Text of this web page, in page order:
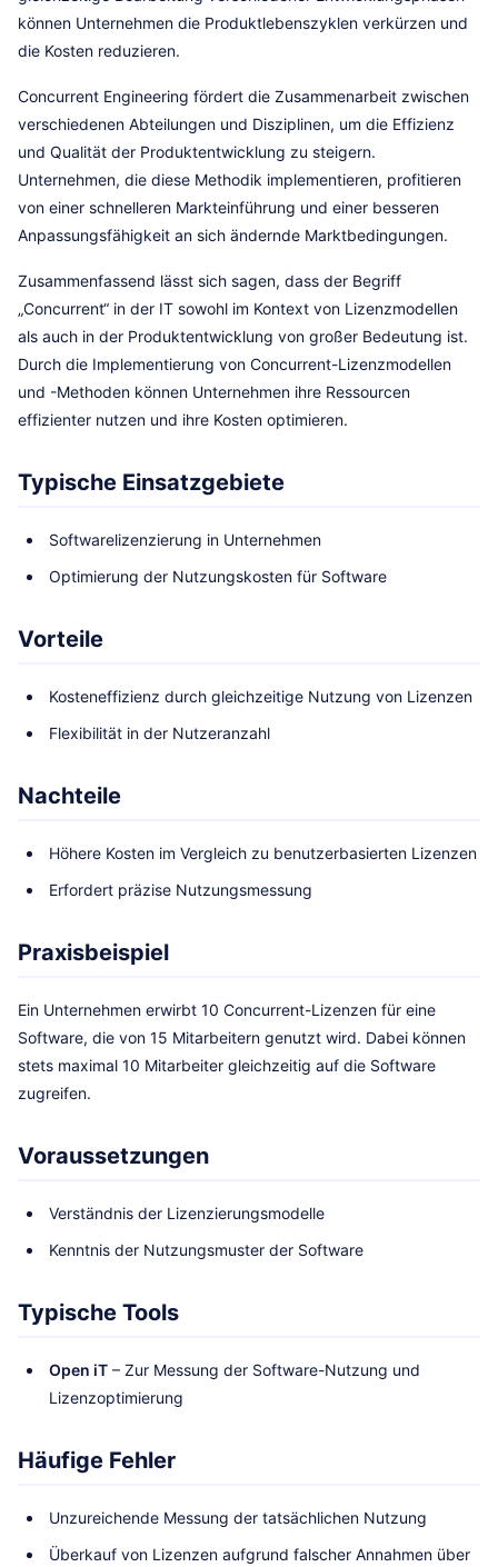
können Unternehmen die Produktlebenszyklen verkürzen und
die Kosten reduzieren.
Concurrent Engineering fördert die Zusammenarbeit zwischen
verschiedenen Abteilungen und Disziplinen, um die Effizienz
und Qualität der Produktentwicklung zu steigern.
Unternehmen, die diese Methodik implementieren, profitieren
von einer schnelleren Markteinführung und einer besseren
Anpassungsfähigkeit an sich ändernde Marktbedingungen.
Zusammenfassend lässt sich sagen, dass der Begriff
„Concurrent“ in der IT sowohl im Kontext von Lizenzmodellen
als auch in der Produktentwicklung von großer Bedeutung ist.
Durch die Implementierung von Concurrent-Lizenzmodellen
und -Methoden können Unternehmen ihre Ressourcen
effizienter nutzen und ihre Kosten optimieren.
Typische Einsatzgebiete
Softwarelizenzierung in Unternehmen
Optimierung der Nutzungskosten für Software
Vorteile
Kosteneffizienz durch gleichzeitige Nutzung von Lizenzen
Flexibilität in der Nutzeranzahl
Nachteile
Höhere Kosten im Vergleich zu benutzerbasierten Lizenzen
Erfordert präzise Nutzungsmessung
Praxisbeispiel
Ein Unternehmen erwirbt 10 Concurrent-Lizenzen für eine
Software, die von 15 Mitarbeitern genutzt wird. Dabei können
stets maximal 10 Mitarbeiter gleichzeitig auf die Software
zugreifen.
Voraussetzungen
Verständnis der Lizenzierungsmodelle
Kenntnis der Nutzungsmuster der Software
Typische Tools
Open iT – Zur Messung der Software-Nutzung und
Lizenzoptimierung
Häufige Fehler
Unzureichende Messung der tatsächlichen Nutzung
Überkauf von Lizenzen aufgrund falscher Annahmen über